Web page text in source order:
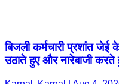
बिजली कर्मचारी प्रशांत
उठाते हुए और नारेबाजी करते